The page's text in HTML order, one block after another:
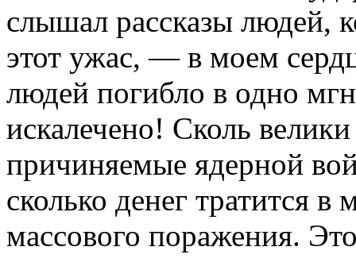
слышал рассказы людей,
этот ужас, — в моем
людей погибло в одно
искалечено! Сколь
причиняемые ядерной
сколько денег тратится
массового поражения.